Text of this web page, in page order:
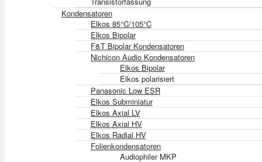
Kondensatoren
Elkos 85°C/105°C
Elkos Bipolar
F&T Bipolar Kondensatoren
Nichicon Audio Kondensatoren
Elkos Bipolar
Elkos polarisiert
Panasonic Low ESR
Elkos Subminiatur
Elkos Axial LV
Elkos Axial HV
Elkos Radial HV
Folienkondensatoren
Audiophiler MKP